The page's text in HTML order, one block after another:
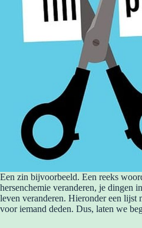
Een zin bijvoorbeeld. Een reeks
hersenchemie veranderen, je dingen
leven veranderen. Hieronder een lijst
voor iemand deden. Dus, laten we